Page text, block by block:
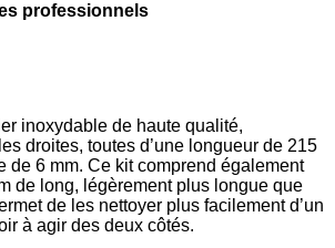
professionnels
inoxydable de haute qualité,
droites, toutes d’une longueur de 215
de 6 mm. Ce kit comprend également
de long, légèrement plus longue que
de les nettoyer plus facilement d’un
à agir des deux côtés.